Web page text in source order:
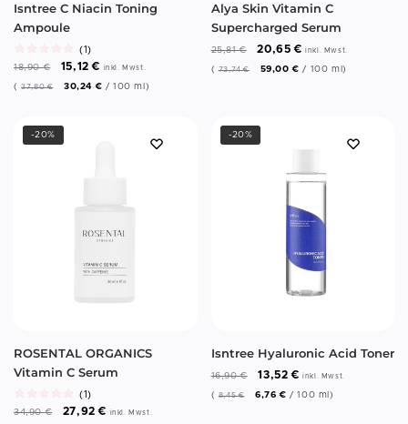
Isntree C Niacin Toning
Ampoule
(1)
18,90€ 15,12€ inkl. Mwst.
(37,80€ 30,24€ /100 ml )
Alya Skin Vitamin C
Supercharged Serum
25,81€ 20,65€ inkl. Mwst.
(73,74€ 59,00€ / 100 ml)
-20%
ROSENTAL ORGANICS
Vitamin C Serum
(1)
34,90€ 27,92€ inkl. Mwst.
-20%
Isntree Hyaluronic Acid Toner
16,90€ 13,52€ inkl. Mwst.
(8,45€ 6,76€ /100 ml )